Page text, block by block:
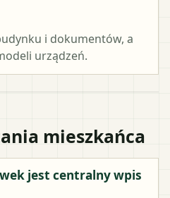
i dokumentów, a
urządzeń.
mieszkańca
jest centralny wpis